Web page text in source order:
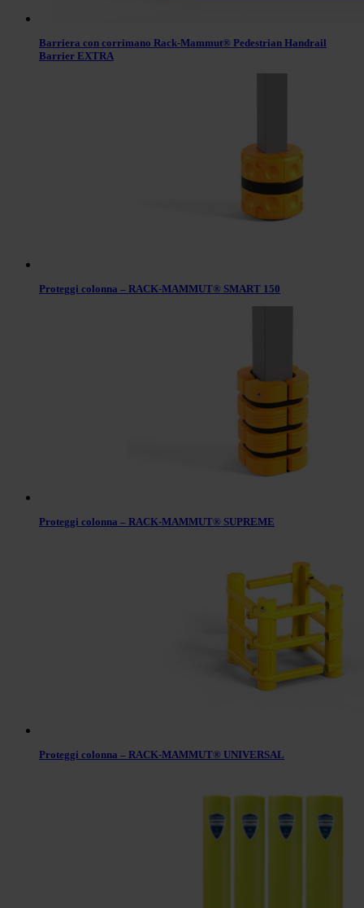
Barriera con corrimano Rack-Mammut® Pedestrian Handrail
Barrier EXTRA
Proteggi colonna – RACK-MAMMUT® SMART 150
Proteggi colonna – RACK-MAMMUT® SUPREME
Proteggi colonna – RACK-MAMMUT® UNIVERSAL